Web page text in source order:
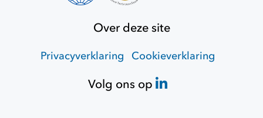
Over deze site
Privacyverklaring Cookieverklaring
Volg ons op